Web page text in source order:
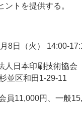
デアで勝負！ ～多様なビジ
刷用語集 印刷機材年
ントを提供する。
8日（火） 14:00-
人日本印刷技術協会
並区和田1-29-11
員11,000円、一般